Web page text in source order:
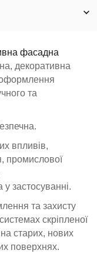
фасадна
декоративна
та
впливів,
промислової
застосуванні.
та захисту
скріпленої
старих, нових
поверхнях.